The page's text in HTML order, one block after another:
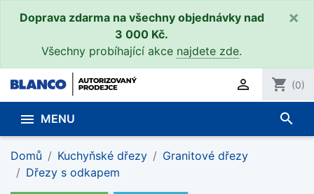
Doprava zdarma na všechny objednávky nad
3 000 Kč.
Všechny probíhající akce najdete zde.
×
 shopping_cart (0)
 MENU search
Domů Kuchyňské dřezy
Granitové dřezy
Dřezy s odkapem